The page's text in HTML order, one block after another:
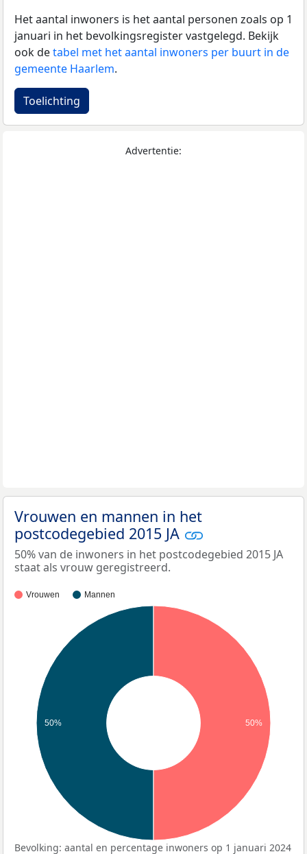
Het aantal inwoners is het aantal personen zoals op 1
januari in het bevolkingsregister vastgelegd. Bekijk
ook detabel met het aantal inwoners per buurt in de
gemeente Haarlem.
Toelichting
Advertentie:
Vrouwen en mannen in het
postcodegebied 2015 JA
50% van de inwoners in het postcodegebied 2015 JA
staat als vrouw geregistreerd.
Vrouwen Mannen
50% 50%
Bevolking: aantal en percentage inwoners op 1 januari 2024